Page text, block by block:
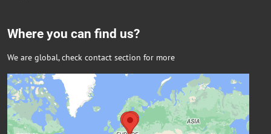
Where you can find us?
We are global, check contact section for more
Externí obsah je blokován Volbami
soukromí
Přejete si načíst externí obsah?